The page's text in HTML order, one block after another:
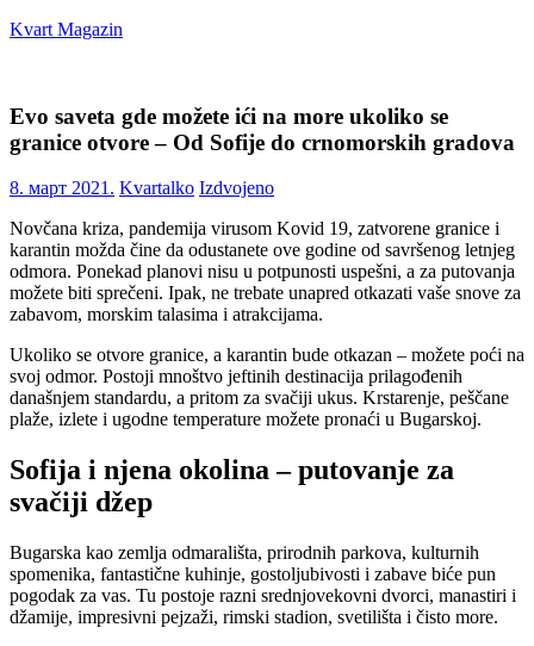
Skip
Kvart Magazin
click
vas!
Evo saveta gde možete ići na more ukoliko se
granice otvore – Od Sofije do crnomorskih gradova
8. март 2021. Kvartalko Izdvojeno
Novčana kriza, pandemija virusom Kovid 19, zatvorene granice i
karantin možda čine da odustanete ove godine od savršenog letnjeg
odmora. Ponekad planovi nisu u potpunosti uspešni, a za putovanja
možete biti sprečeni. Ipak, ne trebate unapred otkazati vaše snove za
zabavom, morskim talasima i atrakcijama.
Ukoliko se otvore granice, a karantin bude otkazan – možete poći na
svoj odmor. Postoji mnoštvo jeftinih destinacija prilagođenih
današnjem standardu, a pritom za svačiji ukus. Krstarenje, peščane
plaže, izlete i ugodne temperature možete pronaći u Bugarskoj.
Sofija i njena okolina – putovanje za
svačiji džep
Bugarska kao zemlja odmarališta, prirodnih parkova, kulturnih
spomenika, fantastične kuhinje, gostoljubivosti i zabave biće pun
pogodak za vas. Tu postoje razni srednjovekovni dvorci, manastiri i
džamije, impresivni pejzaži, rimski stadion, svetilišta i čisto more.